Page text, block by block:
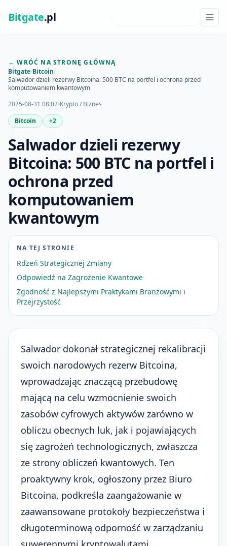
Bitgate.pl
← WRÓĆ NA STRONĘ GŁÓWNĄ
Bitgate/Bitcoin/
Salwador dzieli rezerwy Bitcoina: 500 BTC na portfel i ochrona przed
komputowaniem kwantowym
2025-08-31 08:02 Krypto / Biznes
Bitcoin
+2
Salwador dzieli rezerwy
Bitcoina: 500 BTC na portfel i
ochrona przed
komputowaniem
kwantowym
NA TEJ STRONIE
Rdzeń Strategicznej Zmiany
Odpowiedź na Zagrożenie Kwantowe
Zgodność z Najlepszymi Praktykami Branżowymi i
Przejrzystość
Salwador dokonał strategicznej rekalibracji
swoich narodowych rezerw Bitcoina,
wprowadzając znaczącą przebudowę
mającą na celu wzmocnienie swoich
zasobów cyfrowych aktywów zarówno w
obliczu obecnych luk, jak i pojawiających
się zagrożeń technologicznych, zwłaszcza
ze strony obliczeń kwantowych. Ten
proaktywny krok, ogłoszony przez Biuro
Bitcoina, podkreśla zaangażowanie w
zaawansowane protokoły bezpieczeństwa i
długoterminową odporność w zarządzaniu